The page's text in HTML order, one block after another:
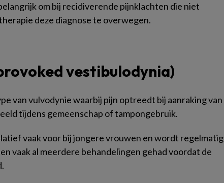
om bij recidiverende pijnklachten die niet
deze diagnose te overwegen.
vestibulodynia)
van vulvodynie waarbij pijn optreedt bij aanraking van
tijdens gemeenschap of tampongebruik.
vaak voor bij jongere vrouwen en wordt regelmatig
vaak al meerdere behandelingen gehad voordat de